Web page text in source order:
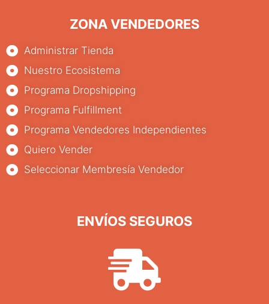
ZONA VENDEDORES
Administrar Tienda
Nuestro Ecosistema
Programa Dropshipping
Programa Fulfillment
Programa Vendedores Independientes
Quiero Vender
Seleccionar Membresía Vendedor
ENVÍOS SEGUROS